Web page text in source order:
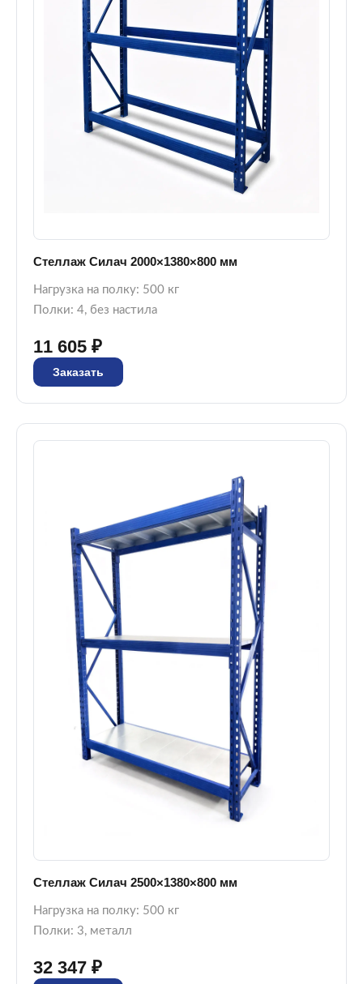
Стеллаж Силач 2000×1380×800 мм
Нагрузка на полку: 500 кг
Полки: 4, без настила
11 605 ₽
Заказать
Стеллаж Силач 2500×1380×800 мм
Нагрузка на полку: 500 кг
Полки: 3, металл
32 347 ₽